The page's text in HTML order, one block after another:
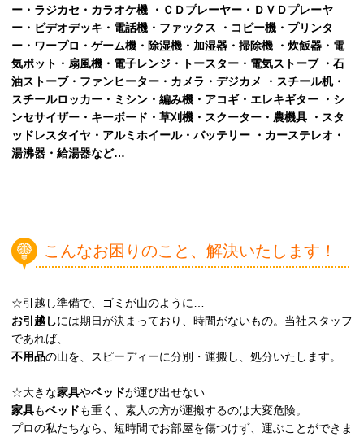
ー・ラジカセ・カラオケ機 ・ＣＤプレーヤー・ＤＶＤプレーヤ
ー・ビデオデッキ・電話機・ファックス ・コピー機・プリンタ
ー・ワープロ・ゲーム機・除湿機・加湿器・掃除機 ・炊飯器・電
気ポット・扇風機・電子レンジ・トースター・電気ストーブ ・石
油ストーブ・ファンヒーター・カメラ・デジカメ ・スチール机・
スチールロッカー・ミシン・編み機・アコギ・エレキギター ・シ
ンセサイザー・キーボード・草刈機・スクーター・農機具 ・スタ
ッドレスタイヤ・アルミホイール・バッテリー ・カーステレオ・
湯沸器・給湯器など…
こんなお困りのこと、解決いたします！
☆引越し準備で、ゴミが山のように…
お引越しには期日が決まっており、時間がないもの。当社スタッフ
であれば、
不用品の山を、スピーディーに分別・運搬し、処分いたします。
☆大きな家具やベッドが運び出せない
家具もベッドも重く、素人の方が運搬するのは大変危険。
プロの私たちなら、短時間でお部屋を傷つけず、運ぶことができま